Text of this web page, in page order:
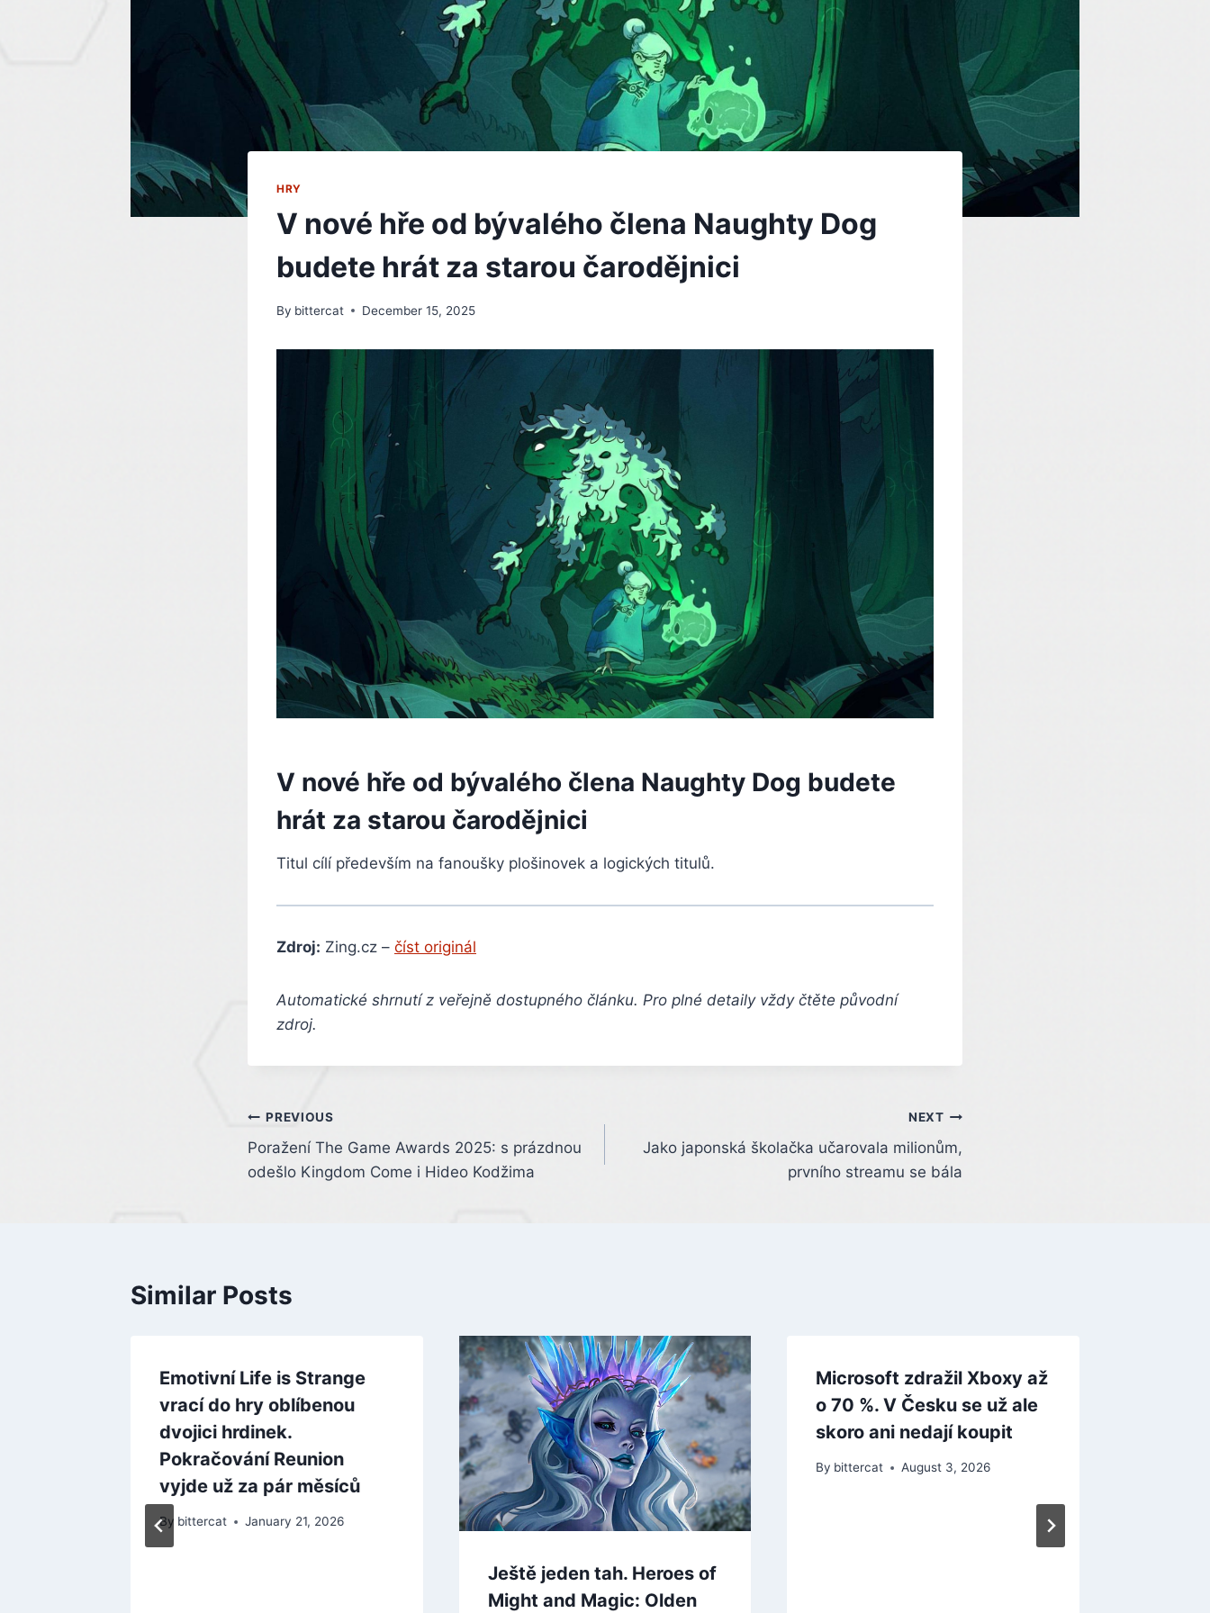
HRY
V nové hře od bývalého člena Naughty Dog
budete hrát za starou čarodějnici
By bittercat December 15, 2025
V nové hře od bývalého člena Naughty Dog budete
hrát za starou čarodějnici
Titul cílí především na fanoušky plošinovek a logických titulů.
Zdroj: Zing.cz – číst originál
Automatické shrnutí z veřejně dostupného článku. Pro plné detaily vždy čtěte původní
zdroj.
Post
navigation
PREVIOUS
Poražení The Game Awards 2025: s prázdnou
odešlo Kingdom Come i Hideo Kodžima
NEXT
Jako japonská školačka učarovala milionům,
prvního streamu se bála
Similar Posts
Emotivní Life is Strange
vrací do hry oblíbenou
dvojici hrdinek.
Pokračování Reunion
vyjde už za pár měsíců
By bittercat January 21, 2026
Ještě jeden tah. Heroes of
Might and Magic: Olden
Microsoft zdražil Xboxy až
o 70 %. V Česku se už ale
skoro ani nedají koupit
By bittercat August 3, 2026